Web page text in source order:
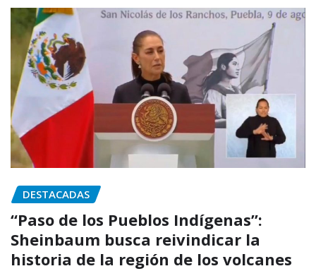
DESTACADAS
“Paso de los Pueblos Indígenas”:
Sheinbaum busca reivindicar la
historia de la región de los volcanes